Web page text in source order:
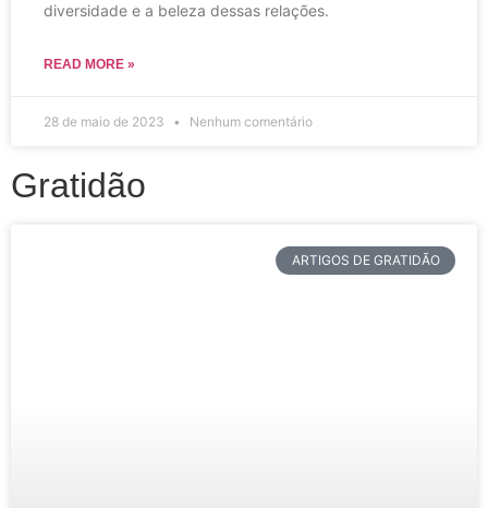
diversidade e a beleza dessas relações.
READ MORE »
28 de maio de 2023 Nenhum comentário
Gratidão
ARTIGOS DE GRATIDÃO